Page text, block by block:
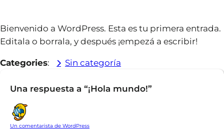
Bienvenido a WordPress. Esta es tu primera entrada.
Editala o borrala, y después ¡empezá a escribir!
Categories: Sin categoría
Una respuesta a “¡Hola mundo!”
Un comentarista de WordPress